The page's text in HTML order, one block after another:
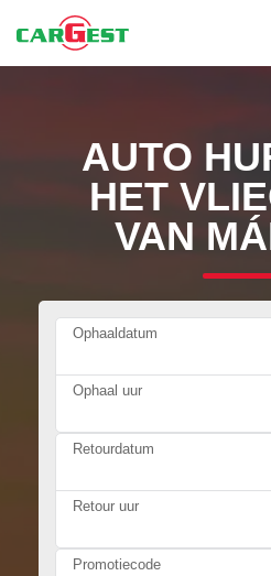
AUTO
HET
VAN
Ophaaldatum
Ophaal uur
Retourdatum
Retour uur
Promotiecode